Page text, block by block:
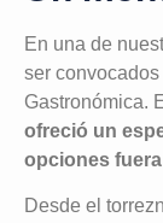
En una de
ser
Gastronómica.
ofreció un
opciones
Desde el